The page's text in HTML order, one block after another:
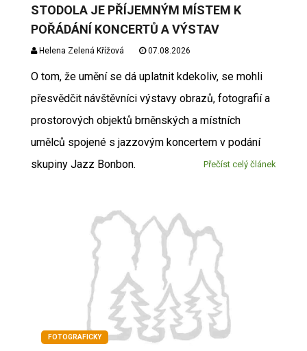
STODOLA JE PŘÍJEMNÝM MÍSTEM K
POŘÁDÁNÍ KONCERTŮ A VÝSTAV
Helena Zelená Křížová 07.08.2026
O tom, že umění se dá uplatnit kdekoliv, se mohli
přesvědčit návštěvníci výstavy obrazů, fotografií a
prostorových objektů brněnských a místních
umělců spojené s jazzovým koncertem v podání
skupiny Jazz Bonbon.
Přečíst celý článek
FOTOGRAFICKY